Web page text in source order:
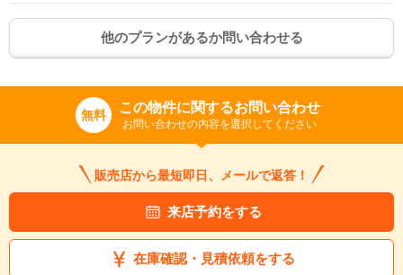
他のプランがあるか問い合わせる
無料 この物件に関するお問い合わせ
お問い合わせの内容を選択してください
販売店から最短即日、メールで返答！
来店予約をする
在庫確認・見積依頼をする